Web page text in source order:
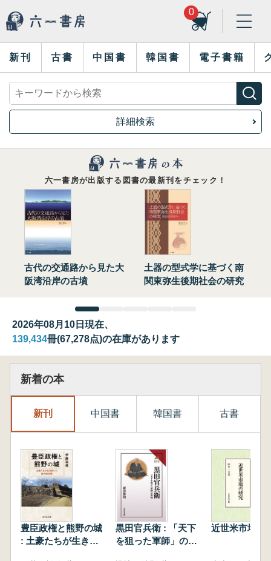
0
新刊 古書 中国書 韓国書 電子書籍
詳細検索
六一書房が出版する図書の最新刊をチェック！
古代の交通路から見た大
阪湾沿岸の古墳
土器の型式学に基づく南
関東弥生後期社会の研究
2026年08月10日現在、
139,434冊(67,278点)の在庫があります
新着の本
新刊 中国書 韓国書 古書
豊臣政権と熊野の城
: 土豪たちが生き抜
黒田官兵衛 : 「天下
を狙った軍師」の実
近世米市場の